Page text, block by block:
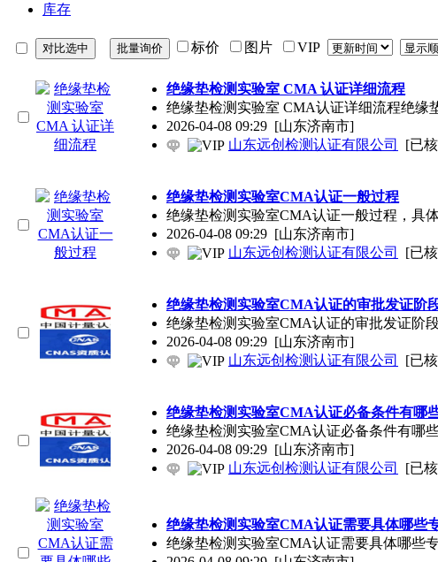
库存
标价 图片 VIP
绝缘垫检测实验室 CMA 认证详细流程
绝缘垫检测实验室 CMA认证详细流程绝缘
2026-04-08 09:29 [山东济南市]
山东远创检测认证有限公司
[已
绝缘垫检测实验室CMA认证一般过程
绝缘垫检测实验室CMA认证一般过程，具
2026-04-08 09:29 [山东济南市]
山东远创检测认证有限公司
[已
绝缘垫检测实验室CMA认证的审批发证阶
绝缘垫检测实验室CMA认证的审批发证阶
2026-04-08 09:29 [山东济南市]
山东远创检测认证有限公司
[已
绝缘垫检测实验室CMA认证必备条件有哪
绝缘垫检测实验室CMA认证必备条件有哪
2026-04-08 09:29 [山东济南市]
山东远创检测认证有限公司
[已
绝缘垫检测实验室CMA认证需要具体哪些
绝缘垫检测实验室CMA认证需要具体哪些